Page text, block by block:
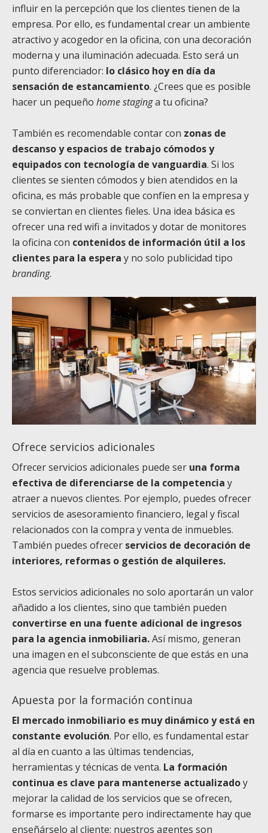
influir en la percepción que los clientes tienen de la
empresa. Por ello, es fundamental crear un ambiente
atractivo y acogedor en la oficina, con una decoración
moderna y una iluminación adecuada. Esto será un
punto diferenciador: lo clásico hoy en día da
sensación de estancamiento. ¿Crees que es posible
hacer un pequeño home staginga tu oficina?
También es recomendable contar con zonas de
descanso y espacios de trabajo cómodos y
equipados con tecnología de vanguardia. Si los
clientes se sienten cómodos y bien atendidos en la
oficina, es más probable que confíen en la empresa y
se conviertan en clientes fieles. Una idea básica es
ofrecer una red wifi a invitados y dotar de monitores
la oficina con contenidos de información útil a los
clientes para la espera y no solo publicidad tipo
branding.
Ofrece servicios adicionales
Ofrecer servicios adicionales puede ser una forma
efectiva de diferenciarse de la competencia y
atraer a nuevos clientes. Por ejemplo, puedes ofrecer
servicios de asesoramiento financiero, legal y fiscal
relacionados con la compra y venta de inmuebles.
También puedes ofrecer servicios de decoración de
interiores, reformas o gestión de alquileres.
Estos servicios adicionales no solo aportarán un valor
añadido a los clientes, sino que también pueden
convertirse en una fuente adicional de ingresos
para la agencia inmobiliaria.Así mismo, generan
una imagen en el subconsciente de que estás en una
agencia que resuelve problemas.
Apuesta por la formación continua
El mercado inmobiliario es muy dinámico y está en
constante evolución. Por ello, es fundamental estar
al día en cuanto a las últimas tendencias,
herramientas y técnicas de venta. La formación
continua es clave para mantenerse actualizadoy
mejorar la calidad de los servicios que se ofrecen,
formarse es importante pero indirectamente hay que
enseñárselo al cliente: nuestros agentes son